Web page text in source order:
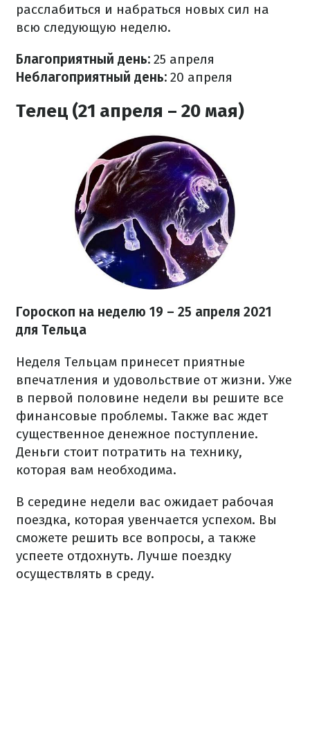
расслабиться и набраться новых сил на
всю следующую неделю.
Благоприятный день: 25 апреля
Неблагоприятный день: 20 апреля
Телец (21 апреля – 20 мая)
Гороскоп на неделю 19 – 25 апреля 2021
для Тельца
Неделя Тельцам принесет приятные
впечатления и удовольствие от жизни. Уже
в первой половине недели вы решите все
финансовые проблемы. Также вас ждет
существенное денежное поступление.
Деньги стоит потратить на технику,
которая вам необходима.
В середине недели вас ожидает рабочая
поездка, которая увенчается успехом. Вы
сможете решить все вопросы, а также
успеете отдохнуть. Лучше поездку
осуществлять в среду.